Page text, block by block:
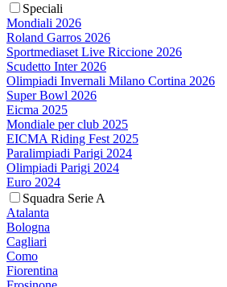
Speciali
Mondiali 2026
Roland Garros 2026
Sportmediaset Live Riccione 2026
Scudetto Inter 2026
Olimpiadi Invernali Milano Cortina 2026
Super Bowl 2026
Eicma 2025
Mondiale per club 2025
EICMA Riding Fest 2025
Paralimpiadi Parigi 2024
Olimpiadi Parigi 2024
Euro 2024
Squadra Serie A
Atalanta
Bologna
Cagliari
Como
Fiorentina